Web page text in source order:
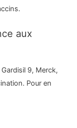
aux
9, Merck,
Pour en